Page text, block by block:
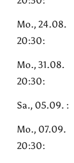
Mo., 24.08.
20:30:
Mo., 31.08.
20:30:
Sa., 05.09. :
Mo., 07.09.
20:30: